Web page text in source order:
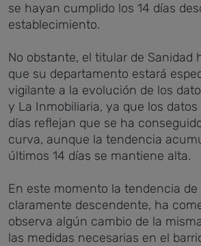
se hayan cumplido los 14 días
establecimiento.
No obstante, el titular de Sanidad
que su departamento estará
vigilante a la evolución de los
y La Inmobiliaria, ya que los
días reflejan que se ha
curva, aunque la tendencia
últimos 14 días se mantiene alta.
En este momento la tendencia
claramente descendente, ha
observa algún cambio de la
las medidas necesarias en el